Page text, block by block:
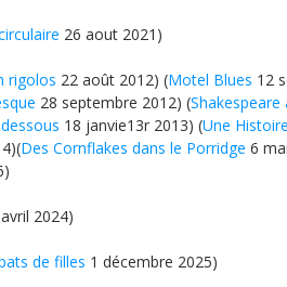
26 aout 2021)
rigolos 22 août 2012) (Motel Blues 12
28 septembre 2012) (
18 janvie13r 2013) (Une
Des Cornflakes dans le Porridge 6
2024)
de filles 1 décembre 2025)